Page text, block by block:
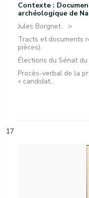
Contexte :
archéologique de
Jules Borgnet.
Tracts et documents
pièces).
Élections du Sénat
Procès-verbal de la
« candidat...
17